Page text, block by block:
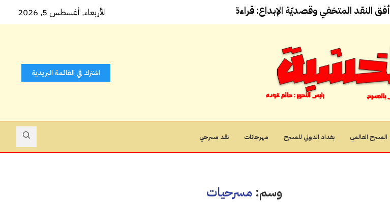
أفق النقد المتخفي وقصديّة الإبداع: قراءة في كتاب... الأربعاء, أغسطس 5, 2026
اشترك في القائمة البريدية
المسرح العالمي بغداد الدولي للمسرح مهرجانات نقد مسرحي
وسم: مسرحيات